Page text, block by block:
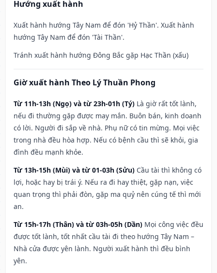
Hướng xuất hành
Xuất hành hướng Tây Nam để đón 'Hỷ Thần'. Xuất hành
hướng Tây Nam để đón 'Tài Thần'.
Tránh xuất hành hướng Đông Bắc gặp Hạc Thần (xấu)
Giờ xuất hành Theo Lý Thuần Phong
Từ 11h-13h (Ngọ) và từ 23h-01h (Tý) Là giờ rất tốt lành,
nếu đi thường gặp được may mắn. Buôn bán, kinh doanh
có lời. Người đi sắp về nhà. Phụ nữ có tin mừng. Mọi việc
trong nhà đều hòa hợp. Nếu có bệnh cầu thì sẽ khỏi, gia
đình đều mạnh khỏe.
Từ 13h-15h (Mùi) và từ 01-03h (Sửu) Cầu tài thì không có
lợi, hoặc hay bị trái ý. Nếu ra đi hay thiệt, gặp nạn, việc
quan trọng thì phải đòn, gặp ma quỷ nên cúng tế thì mới
an.
Từ 15h-17h (Thân) và từ 03h-05h (Dần) Mọi công việc đều
được tốt lành, tốt nhất cầu tài đi theo hướng Tây Nam –
Nhà cửa được yên lành. Người xuất hành thì đều bình
yên.